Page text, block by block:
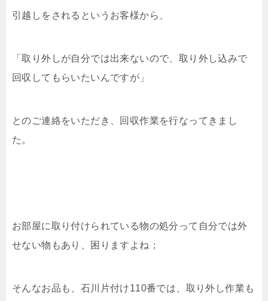
引越しをされるというお客様から、
「取り外しが自分では出来ないので、取り外し込みで
回収してもらいたいんですが」
とのご連絡をいただき、回収作業を行なってきまし
た。
お部屋に取り付けられている物の処分って自分では外
せない物もあり、困りますよね；
そんなお品も、石川片付け110番では、取り外し作業も